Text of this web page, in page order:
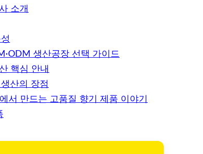
소개
생산공장 선택 가이드
핵심 안내
산의 장점
서 만드는 고품질 향기 제품 이야기